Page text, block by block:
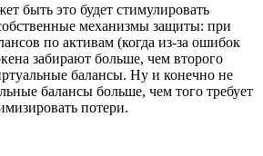
быть это будет стимулировать
механизмы защиты: при
по активам (когда из-за ошибок
забирают больше, чем второго
балансы. Ну и конечно не
балансы больше, чем того требует
потери.